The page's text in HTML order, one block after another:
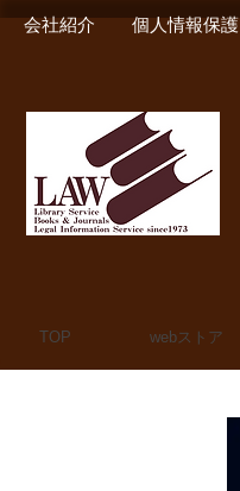
会社紹介 個人情報保護
TOP webストア